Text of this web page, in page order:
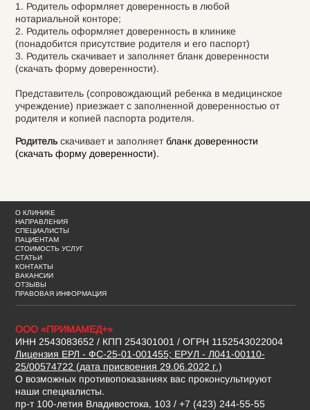
1. Родитель оформляет доверенность в любой
нотариальной конторе;
2. Родитель оформляет доверенность в клинике
(понадобится присутствие родителя и его паспорт)
3. Родитель скачивает и заполняет бланк доверенности
(скачать форму доверенности).
Представитель (сопровождающий ребенка в медицинское
учреждение) приезжает с заполненной доверенностью от
родителя и копией паспорта родителя.
Родительскачивает и заполняет бланк доверенности
(скачать форму доверенности).
О КЛИНИКЕ
НАПРАВЛЕНИЯ
СПЕЦИАЛИСТЫ
ПАЦИЕНТАМ
СТОИМОСТЬ УСЛУГ
СТАТЬИ
КОНТАКТЫ
ВАКАНСИИ
ОТЗЫВЫ
ПРАВОВАЯ ИНФОРМАЦИЯ
ООО «ПРИМАМЕД+»
ИНН 2543083652 / КПП 254301001 / ОГРН 1152543022004
Лицензия ЕРЛ - ФС-25-01-001455; ЕРУЛ - Л041-00110-
25/00574722 (дата присвоения 29.06.2022 г.)
О возможных противопоказаниях вас проконсультируют
наши специалисты.
пр-т 100-летия Владивостока, 103 / +7 (423) 244-55-55